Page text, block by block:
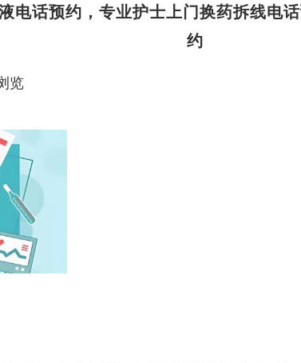
电话预约，专业护士上门换药拆线电
约
览